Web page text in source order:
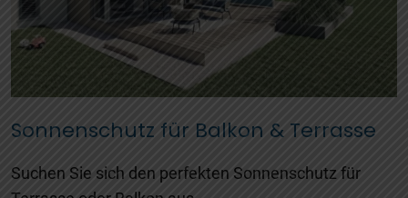
Sonnenschutz für Balkon & Terrasse
Suchen Sie sich den perfekten Sonnenschutz für